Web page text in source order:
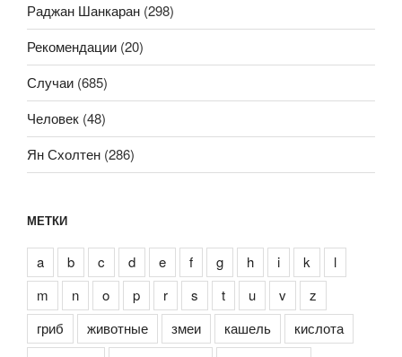
Раджан Шанкаран (298)
Рекомендации (20)
Случаи (685)
Человек (48)
Ян Схолтен (286)
МЕТКИ
a b c d e f g h i k
l
m
n o p r s t u v
z
гриб
животные змеи кашель
кислота